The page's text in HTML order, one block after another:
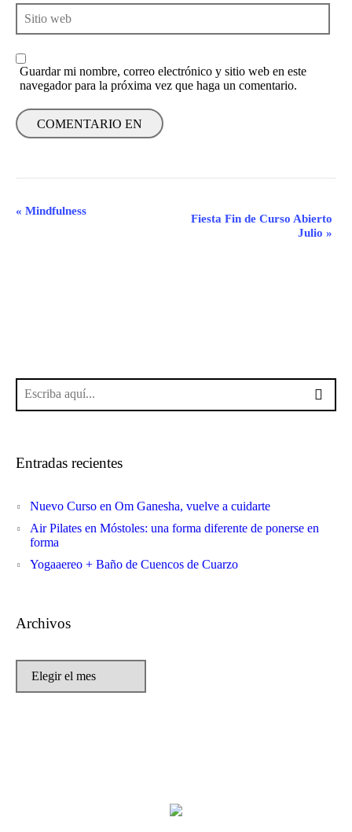
Guardar mi nombre, correo electrónico y sitio web en este
navegador para la próxima vez que haga un comentario.
Navegación
« Mindfulness
Fiesta Fin de Curso Abierto
Julio »
Entradas recientes
Nuevo Curso en Om Ganesha, vuelve a cuidarte
Air Pilates en Móstoles: una forma diferente de ponerse en
forma
Yogaaereo + Baño de Cuencos de Cuarzo
Archivos
Archivos